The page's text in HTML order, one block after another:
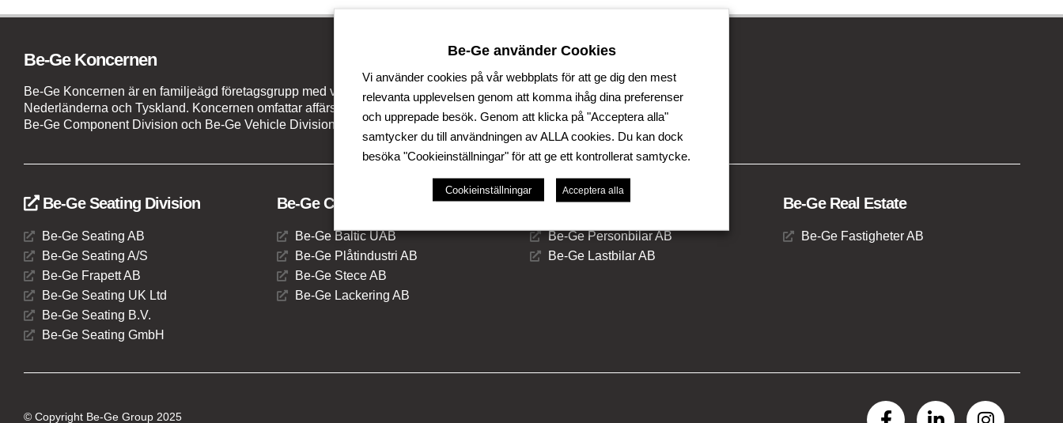
Be-Ge Koncernen
Be-Ge Koncernen är en familjeägd företagsgrupp med verksamhet i Sverige, Danmark, Storbritannien, Litauen,
Nederländerna och Tyskland. Koncernen omfattar affärsområdena Be-Ge Seating Division,
Be-Ge Component Division och Be-Ge Vehicle Division.
Be-Ge Seating Division
Be-Ge Seating AB
Be-Ge Seating A/S
Be-Ge Frapett AB
Be-Ge Seating UK Ltd
Be-Ge Seating B.V.
Be-Ge Seating GmbH
Be-Ge Component Division
Be-Ge Baltic UAB
Be-Ge Plåtindustri AB
Be-Ge Stece AB
Be-Ge Lackering AB
Be-Ge Vehicle Division
Be-Ge Personbilar AB
Be-Ge Lastbilar AB
Be-Ge Real Estate
Be-Ge Fastigheter AB
© Copyright Be-Ge Group 2025
Be-Ge använder Cookies
Vi använder cookies på vår webbplats för att ge dig den mest
relevanta upplevelsen genom att komma ihåg dina preferenser
och upprepade besök. Genom att klicka på "Acceptera alla"
samtycker du till användningen av ALLA cookies. Du kan dock
besöka "Cookieinställningar" för att ge ett kontrollerat samtycke.
Cookieinställningar Acceptera alla